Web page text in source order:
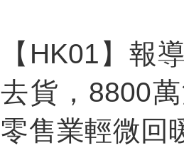
【HK01】報
去貨，8800
零售業輕微回